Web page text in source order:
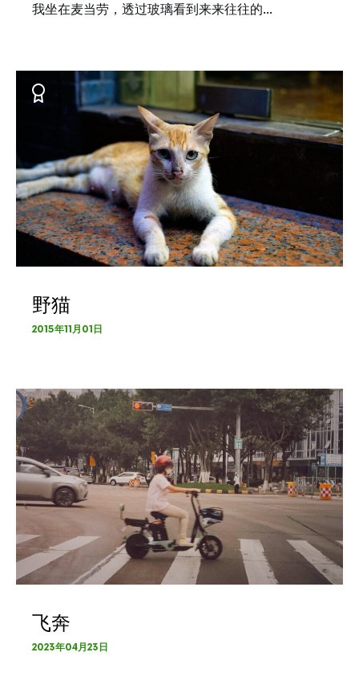
我坐在麦当劳，透过玻璃看到来来往往的…
野猫
2015年11月01日
飞奔
2023年04月23日